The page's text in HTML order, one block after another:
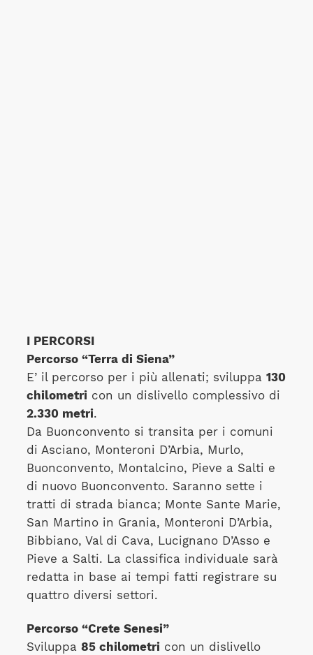
I PERCORSI
Percorso “Terra di Siena”
E’ il percorso per i più allenati; sviluppa 130
chilometricon un dislivello complessivo di
2.330 metri.
Da Buonconvento si transita per i comuni
di Asciano, Monteroni D’Arbia, Murlo,
Buonconvento, Montalcino, Pieve a Salti e
di nuovo Buonconvento. Saranno sette i
tratti di strada bianca; Monte Sante Marie,
San Martino in Grania, Monteroni D’Arbia,
Bibbiano, Val di Cava, Lucignano D’Asso e
Pieve a Salti. La classifica individuale sarà
redatta in base ai tempi fatti registrare su
quattro diversi settori.
Percorso “Crete Senesi”
Sviluppa 85 chilometricon un dislivello